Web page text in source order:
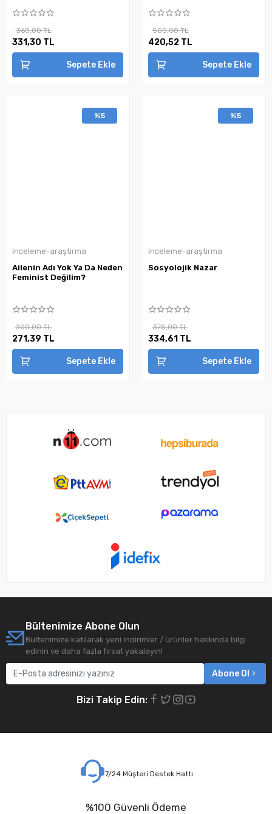
360,00 TL
331,30 TL
Sepete Ekle
500,00 TL
420,52 TL
Sepete Ekle
%5
inceleme-araştırma
Ailenin Adı Yok Ya Da Neden
Feminist Değilim?
300,00 TL
271,39 TL
Sepete Ekle
%5
inceleme-araştırma
Sosyolojik Nazar
375,00 TL
334,61 TL
Sepete Ekle
Bültenimize Abone Olun
Bültenimize katılarak yeni indirimler / ürünler hakkında bilgi
edinin ve daha fazla fırsat yakalayın!
Abone Ol
Bizi Takip Edin:
7/24 Müşteri Destek Hattı
%100 Güvenli Ödeme